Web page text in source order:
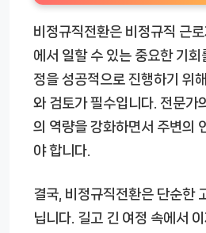
비정규직전환은 비정규직 근
에서 일할 수 있는 중요한 기
정을 성공적으로 진행하기 위
와 검토가 필수입니다. 전문가
의 역량을 강화하면서 주변의
야 합니다.
결국, 비정규직전환은 단순한
닙니다. 길고 긴 여정 속에서